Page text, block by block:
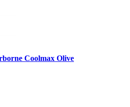
Coolmax Olive